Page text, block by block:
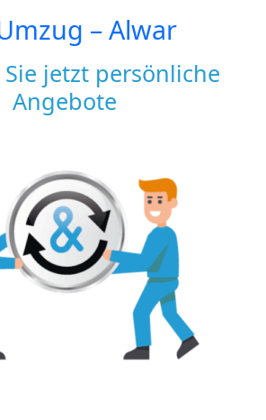
–Alwar
jetzt persönliche
Angebote